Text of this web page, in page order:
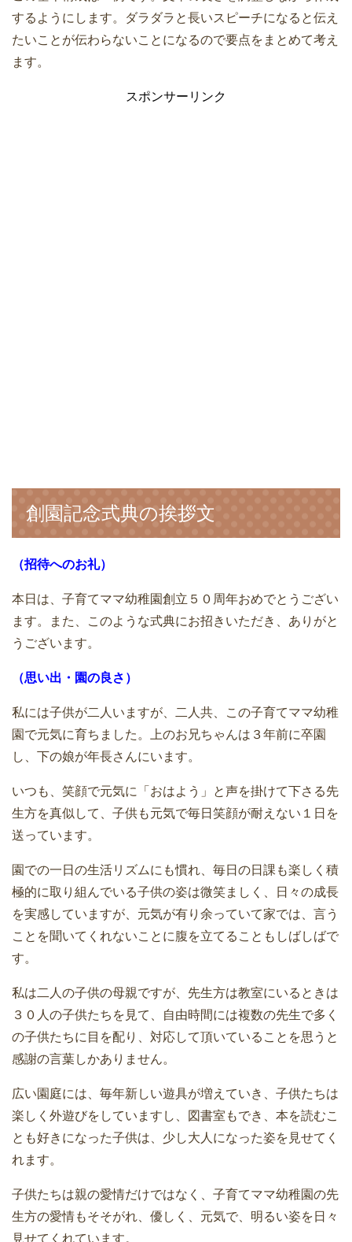
するようにします。ダラダラと長いスピーチになると伝え
たいことが伝わらないことになるので要点をまとめて考え
ます。
スポンサーリンク
創園記念式典の挨拶文
（招待へのお礼）
本日は、子育てママ幼稚園創立５０周年おめでとうござい
ます。また、このような式典にお招きいただき、ありがと
うございます。
（思い出・園の良さ）
私には子供が二人いますが、二人共、この子育てママ幼稚
園で元気に育ちました。上のお兄ちゃんは３年前に卒園
し、下の娘が年長さんにいます。
いつも、笑顔で元気に「おはよう」と声を掛けて下さる先
生方を真似して、子供も元気で毎日笑顔が耐えない１日を
送っています。
園での一日の生活リズムにも慣れ、毎日の日課も楽しく積
極的に取り組んでいる子供の姿は微笑ましく、日々の成長
を実感していますが、元気が有り余っていて家では、言う
ことを聞いてくれないことに腹を立てることもしばしばで
す。
私は二人の子供の母親ですが、先生方は教室にいるときは
３０人の子供たちを見て、自由時間には複数の先生で多く
の子供たちに目を配り、対応して頂いていることを思うと
感謝の言葉しかありません。
広い園庭には、毎年新しい遊具が増えていき、子供たちは
楽しく外遊びをしていますし、図書室もでき、本を読むこ
とも好きになった子供は、少し大人になった姿を見せてく
れます。
子供たちは親の愛情だけではなく、子育てママ幼稚園の先
生方の愛情もそそがれ、優しく、元気で、明るい姿を日々
見せてくれています。